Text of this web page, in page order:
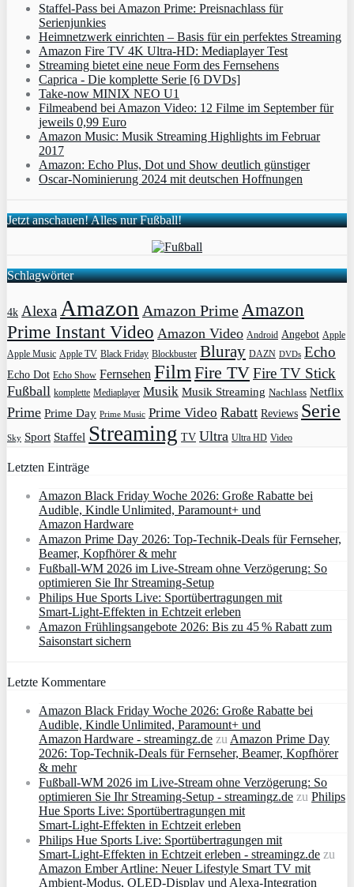
Staffel-Pass bei Amazon Prime: Preisnachlass für
Serienjunkies
Heimnetzwerk einrichten – Basis für ein perfektes Streaming
Amazon Fire TV 4K Ultra-HD: Mediaplayer Test
Streaming bietet eine neue Form des Fernsehens
Caprica - Die komplette Serie [6 DVDs]
Take-now MINIX NEO U1
Filmeabend bei Amazon Video: 12 Filme im September für
jeweils 0,99 Euro
Amazon Music: Musik Streaming Highlights im Februar
2017
Amazon: Echo Plus, Dot und Show deutlich günstiger
Oscar-Nominierung 2024 mit deutschen Hoffnungen
Jetzt anschauen! Alles nur Fußball!
Schlagwörter
4k Alexa Amazon Amazon Prime Amazon
Prime Instant Video Amazon Video Android Angebot Apple
Apple Music Apple TV Black Friday Blockbuster Bluray DAZN DVDs Echo
Echo Dot Echo Show Fernsehen Film Fire TVFire TV Stick
Fußball komplette Mediaplayer Musik Musik Streaming Nachlass Netflix
Prime Prime Day Prime Music Prime Video Rabatt Reviews Serie
Sky Sport Staffel Streaming TV Ultra Ultra HD Video
Letzten Einträge
Amazon Black Friday Woche 2026: Große Rabatte bei
Audible, Kindle Unlimited, Paramount+ und
Amazon Hardware
Amazon Prime Day 2026: Top-Technik-Deals für Fernseher,
Beamer, Kopfhörer & mehr
Fußball-WM 2026 im Live-Stream ohne Verzögerung: So
optimieren Sie Ihr Streaming-Setup
Philips Hue Sports Live: Sportübertragungen mit
Smart‑Light‑Effekten in Echtzeit erleben
Amazon Frühlingsangebote 2026: Bis zu 45 % Rabatt zum
Saisonstart sichern
Letzte Kommentare
Amazon Black Friday Woche 2026: Große Rabatte bei
Audible, Kindle Unlimited, Paramount+ und
Amazon Hardware - streamingz.de zu Amazon Prime Day
2026: Top-Technik-Deals für Fernseher, Beamer, Kopfhörer
& mehr
Fußball-WM 2026 im Live-Stream ohne Verzögerung: So
optimieren Sie Ihr Streaming-Setup - streamingz.de zu Philips
Hue Sports Live: Sportübertragungen mit
Smart‑Light‑Effekten in Echtzeit erleben
Philips Hue Sports Live: Sportübertragungen mit
Smart‑Light‑Effekten in Echtzeit erleben - streamingz.de zu
Amazon Ember Artline: Neuer Lifestyle Smart TV mit
Ambient‑Modus, QLED‑Display und Alexa‑Integration